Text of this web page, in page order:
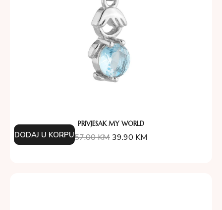
PRIVJESAK MY WORLD
57.00KM39.90 KM
DODAJ U KORPU